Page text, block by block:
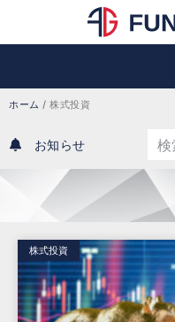
ホーム / 株式投資
お知らせ
株式投資
株式投資